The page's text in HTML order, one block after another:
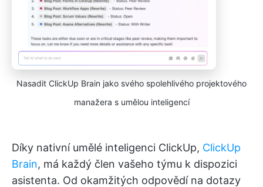
Nasadit ClickUp Brain jako svého spolehlivého projektového
manažera s umělou inteligencí
Díky nativní umělé inteligenci ClickUp, ClickUp
Brain, má každý člen vašeho týmu k dispozici
asistenta. Od okamžitých odpovědí na dotazy